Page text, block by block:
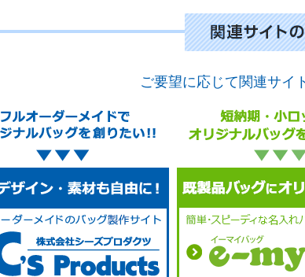
ご要望に応じて関連サイ